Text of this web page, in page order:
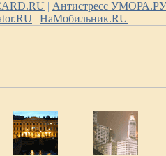
| Антистресс УМОРА.РУ
| НаМобильник.RU